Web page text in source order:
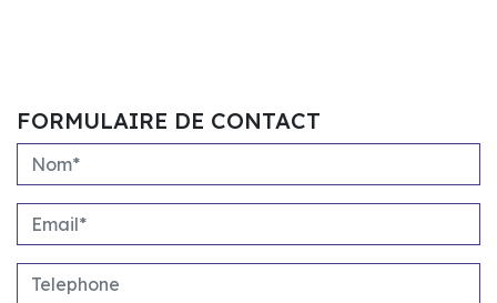
FORMULAIRE DE CONTACT